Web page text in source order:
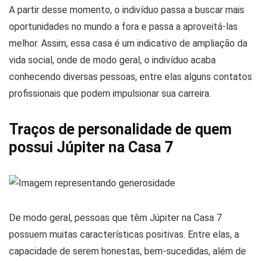
A partir desse momento, o indivíduo passa a buscar mais
oportunidades no mundo a fora e passa a aproveitá-las
melhor. Assim, essa casa é um indicativo de ampliação da
vida social, onde de modo geral, o indivíduo acaba
conhecendo diversas pessoas, entre elas alguns contatos
profissionais que podem impulsionar sua carreira.
Traços de personalidade de quem
possui Júpiter na Casa 7
De modo geral, pessoas que têm Júpiter na Casa 7
possuem muitas características positivas. Entre elas, a
capacidade de serem honestas, bem-sucedidas, além de